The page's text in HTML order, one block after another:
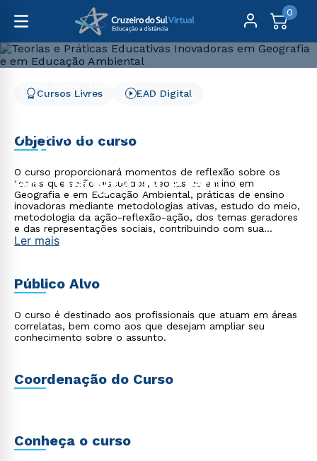
0
Teorias e Práticas Educativas Inovadoras em Geografia e
Teorias e Práticas
Educativas Inovadoras
em Geografia e em
Educação Ambiental
Cursos Livres EAD Digital
Objetivo do curso
O curso proporcionará momentos de reflexão sobre os
temas que serão discutidos, teorias de ensino em
Geografia e em Educação Ambiental, práticas de ensino
inovadoras mediante metodologias ativas, estudo do meio,
metodologia da ação-reflexão-ação, dos temas geradores
e das representações sociais, contribuindo com sua
formação continuada e trajetória profissional.
Ler mais
Público Alvo
O curso é destinado aos profissionais que atuam em áreas
correlatas, bem como aos que desejam ampliar seu
conhecimento sobre o assunto.
Coordenação do Curso
Conheça o curso